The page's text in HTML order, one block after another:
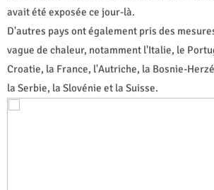
avait été exposée ce jour-là.
D'autres pays ont également pris des
vague de chaleur, notamment l'Italie, le
Croatie, la France, l'Autriche, la Bosnie-
la Serbie, la Slovénie et la Suisse.